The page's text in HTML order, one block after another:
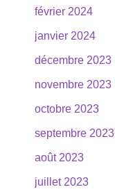
février 2024
janvier 2024
décembre 2023
novembre 2023
octobre 2023
septembre 2023
août 2023
juillet 2023